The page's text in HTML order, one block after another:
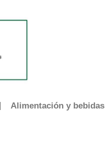
Alimentación y bebidas